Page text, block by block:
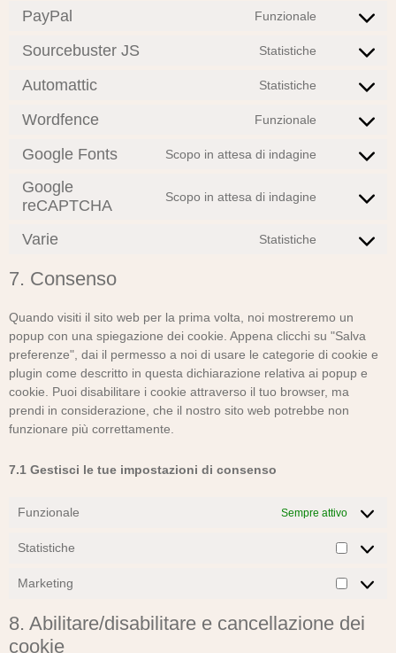
service
wordpress
PayPal Funzionale
Consent
service
paypal
Sourcebuster JS Statistiche
Consent
service
Automattic Statistiche
Consent
service
automattic
Wordfence Funzionale
Consent
service
Google Fonts Scopo in attesa di indagine
Consent
service
Google
reCAPTCHA
Scopo in attesa di indagine
Consent
service
Varie Statistiche
Consent
7. Consenso
Quando visiti il sito web per la prima volta, noi mostreremo un
popup con una spiegazione dei cookie. Appena clicchi su "Salva
preferenze", dai il permesso a noi di usare le categorie di cookie e
plugin come descritto in questa dichiarazione relativa ai popup e
cookie. Puoi disabilitare i cookie attraverso il tuo browser, ma
prendi in considerazione, che il nostro sito web potrebbe non
funzionare più correttamente.
7.1 Gestisci le tue impostazioni di consenso
Funzionale Sempre attivo
Statistiche
Marketing
8. Abilitare/disabilitare e cancellazione dei
cookie